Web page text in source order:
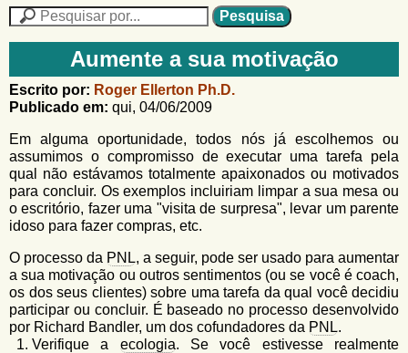
n
h
o
n
M
e
u
F
r
m
u
l
á
r
i
o
d
e
e
u
i
a
n
o
G
o
l
i
n
h
o
Aumente a sua motivação
Escrito por: Roger Ellerton Ph.D.
Publicado em: qui, 04/06/2009
Em alguma oportunidade, todos nós já escolhemos ou
assumimos o compromisso de executar uma tarefa pela
qual não estávamos totalmente apaixonados ou motivados
para concluir. Os exemplos incluiriam limpar a sua mesa ou
o escritório, fazer uma "visita de surpresa", levar um parente
idoso para fazer compras, etc.
O processo da PNL, a seguir, pode ser usado para aumentar
a sua motivação ou outros sentimentos (ou se você é coach,
os dos seus clientes) sobre uma tarefa da qual você decidiu
participar ou concluir. É baseado no processo desenvolvido
por Richard Bandler, um dos cofundadores da PNL.
Verifique a ecologia. Se você estivesse realmente